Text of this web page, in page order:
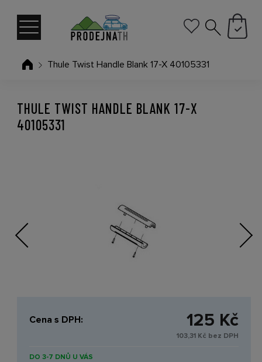
Thule Twist Handle Blank 17-X 40105331
Previous Next
THULE TWIST HANDLE BLANK 17-X
40105331
Cena s DPH: 125 Kč
103,31 Kč bez DPH
DO 3-7 DNŮ U VÁS